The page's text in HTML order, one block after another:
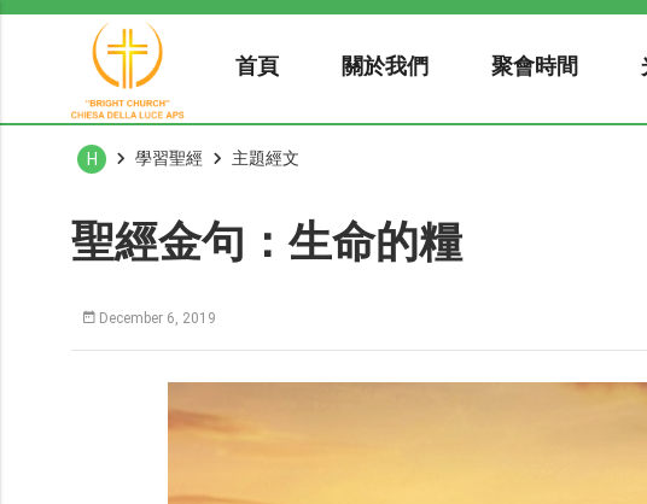
首頁 關於我們 聚會時間
H 學習聖經 主題經文
聖經金句：生命的糧
December 6, 2019